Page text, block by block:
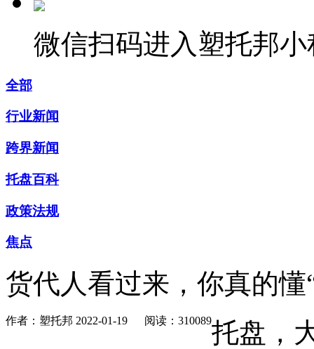
微信扫码进入塑托邦小
全部
行业新闻
跨界新闻
托盘百科
政策法规
焦点
货代人看过来，你真的懂
作者：塑托邦 2022-01-19 阅读：310089托盘，